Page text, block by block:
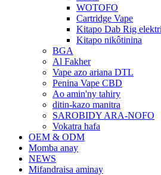
WOTOFO
Cartridge Vape
Kitapo Dab Rig
Kitapo nikôtinina
BGA
Al Fakher
Vape azo ariana DTL
Penina Vape CBD
Ao amin'ny tahiry
ditin-kazo manitra
SAROBIDY ARA-NOFO
Vokatra hafa
OEM & ODM
Momba anay
NEWS
Mifandraisa aminay